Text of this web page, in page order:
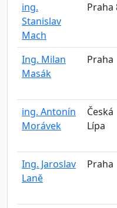
ing.
Stanislav
Mach
Praha
Ing. Milan
Masák
Praha
ing. Antonín
Morávek
Česká
Lípa
Ing. Jaroslav
Laně
Praha